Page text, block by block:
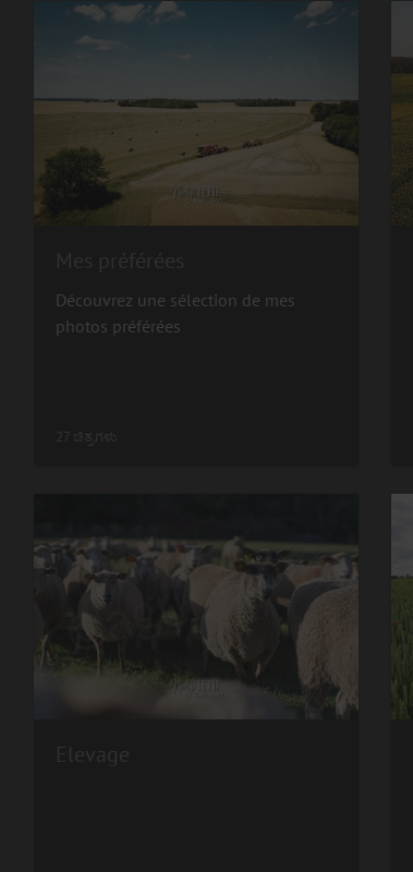
Découvrez une sélection de mes
photos préférées
27 ಚಿತ್ರಗಳು